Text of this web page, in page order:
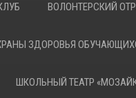
ВОЛОНТЕРСКИЙ
ЗДОРОВЬЯ
ШКОЛЬНЫЙ ТЕАТР